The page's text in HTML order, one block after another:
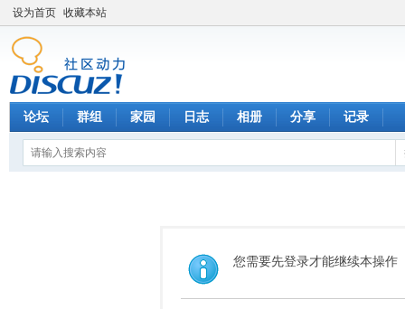
设为首页 收藏本站
论坛 群组 家园 日志 相册 分享 记录
您需要先登录才能继续本操作